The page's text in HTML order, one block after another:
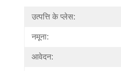
उत्पत्ति के प्लेस:
नमूना:
आवेदन: